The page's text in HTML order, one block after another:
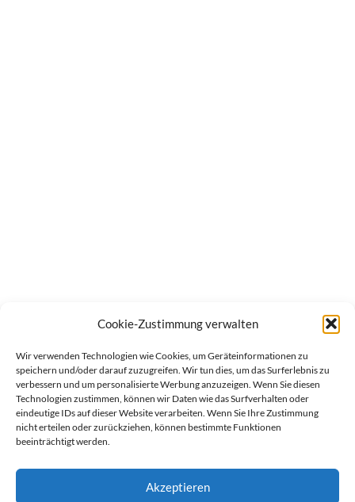
Cookie-Zustimmung verwalten
Wir verwenden Technologien wie Cookies, um Geräteinformationen zu
speichern und/oder darauf zuzugreifen. Wir tun dies, um das Surferlebnis zu
verbessern und um personalisierte Werbung anzuzeigen. Wenn Sie diesen
Technologien zustimmen, können wir Daten wie das Surfverhalten oder
eindeutige IDs auf dieser Website verarbeiten. Wenn Sie Ihre Zustimmung
nicht erteilen oder zurückziehen, können bestimmte Funktionen
beeinträchtigt werden.
Akzeptieren